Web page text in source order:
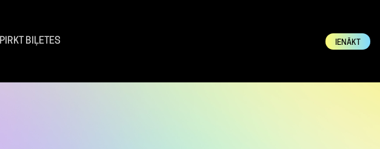
PIRKT BIĻETES IENĀKT